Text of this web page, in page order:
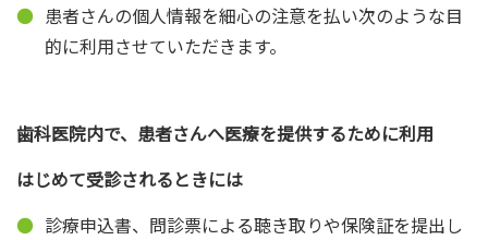
患者さんの個人情報を細心の注意を払い次のような目
的に利用させていただきます。
歯科医院内で、患者さんへ医療を提供するために利用
はじめて受診されるときには
診療申込書、問診票による聴き取りや保険証を提出し